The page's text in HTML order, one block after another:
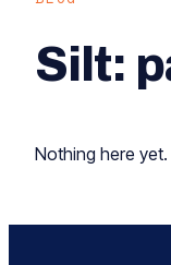
Silt:
Nothing here yet.